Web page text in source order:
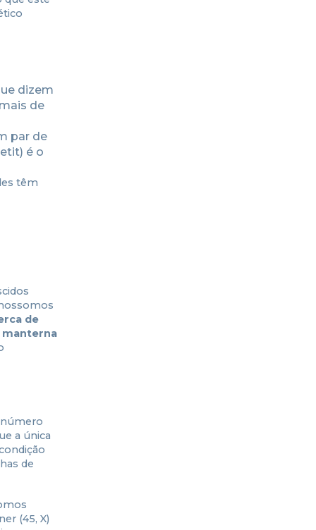
dizem
de
par de
é o
têm
de
manterna
a única
de
(45, X)